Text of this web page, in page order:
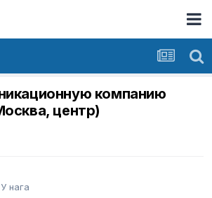
компанию
центр)
У нага